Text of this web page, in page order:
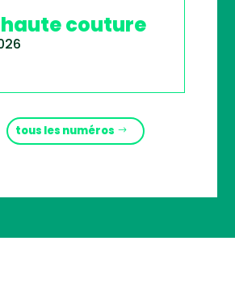
couture
tous les numéros